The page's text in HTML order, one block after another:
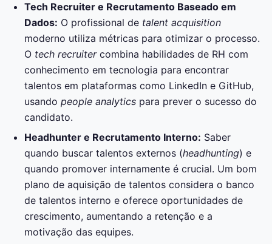
Tech Recruiter e Recrutamento Baseado em
Dados: O profissional de talent acquisition
moderno utiliza métricas para otimizar o processo.
O tech recruitercombina habilidades de RH com
conhecimento em tecnologia para encontrar
talentos em plataformas como LinkedIn e GitHub,
usando people analytics para prever o sucesso do
candidato.
Headhunter e Recrutamento Interno: Saber
quando buscar talentos externos (headhunting) e
quando promover internamente é crucial. Um bom
plano de aquisição de talentos considera o banco
de talentos interno e oferece oportunidades de
crescimento, aumentando a retenção e a
motivação das equipes.